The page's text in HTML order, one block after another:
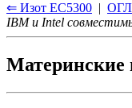
⇐ Изот ЕС5300 |
IBM и Intel
Материнские